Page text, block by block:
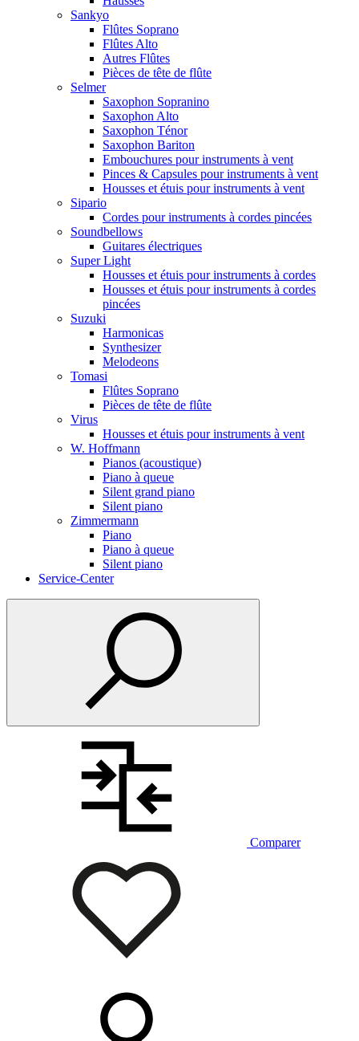
Sankyo
Flûtes Soprano
Flûtes Alto
Autres Flûtes
Pièces de tête de flûte
Selmer
Saxophon Sopranino
Saxophon Alto
Saxophon Ténor
Saxophon Bariton
Embouchures pour instruments à vent
Pinces & Capsules pour instruments à vent
Housses et étuis pour instruments à vent
Sipario
Cordes pour instruments à cordes pincées
Soundbellows
Guitares électriques
Super Light
Housses et étuis pour instruments à cordes
Housses et étuis pour instruments à cordes
pincées
Suzuki
Harmonicas
Synthesizer
Melodeons
Tomasi
Flûtes Soprano
Pièces de tête de flûte
Virus
Housses et étuis pour instruments à vent
W. Hoffmann
Pianos (acoustique)
Piano à queue
Silent grand piano
Silent piano
Zimmermann
Piano
Piano à queue
Silent piano
Service-Center
Comparer